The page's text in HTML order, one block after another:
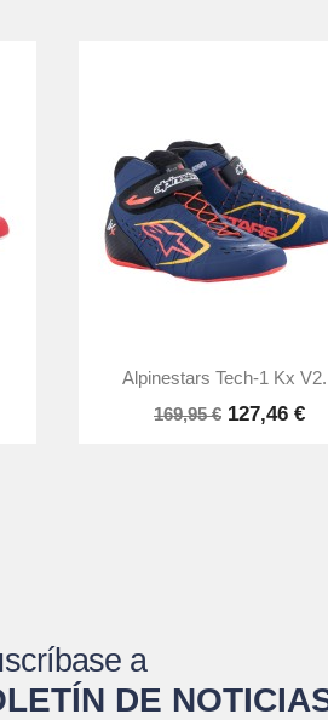
Vista rápida
Alpinestars Tech-1 Kx
169,95 € 127,46 €
a
DE